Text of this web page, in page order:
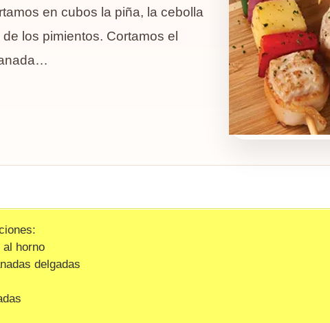
en cubos la piña, la cebolla
los pimientos. Cortamos el
al horno
delgadas